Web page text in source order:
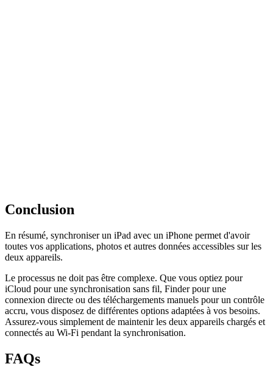
Conclusion
En résumé, synchroniser un iPad avec un iPhone permet d'avoir
toutes vos applications, photos et autres données accessibles sur les
deux appareils.
Le processus ne doit pas être complexe. Que vous optiez pour
iCloud pour une synchronisation sans fil, Finder pour une
connexion directe ou des téléchargements manuels pour un contrôle
accru, vous disposez de différentes options adaptées à vos besoins.
Assurez-vous simplement de maintenir les deux appareils chargés et
connectés au Wi-Fi pendant la synchronisation.
FAQs